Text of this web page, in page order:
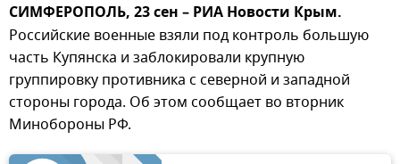
СИМФЕРОПОЛЬ, 23 сен – РИА Новости Крым.
Российские военные взяли под контроль большую
часть Купянска и заблокировали крупную
группировку противника с северной и западной
стороны города. Об этом сообщает во вторник
Минобороны РФ.